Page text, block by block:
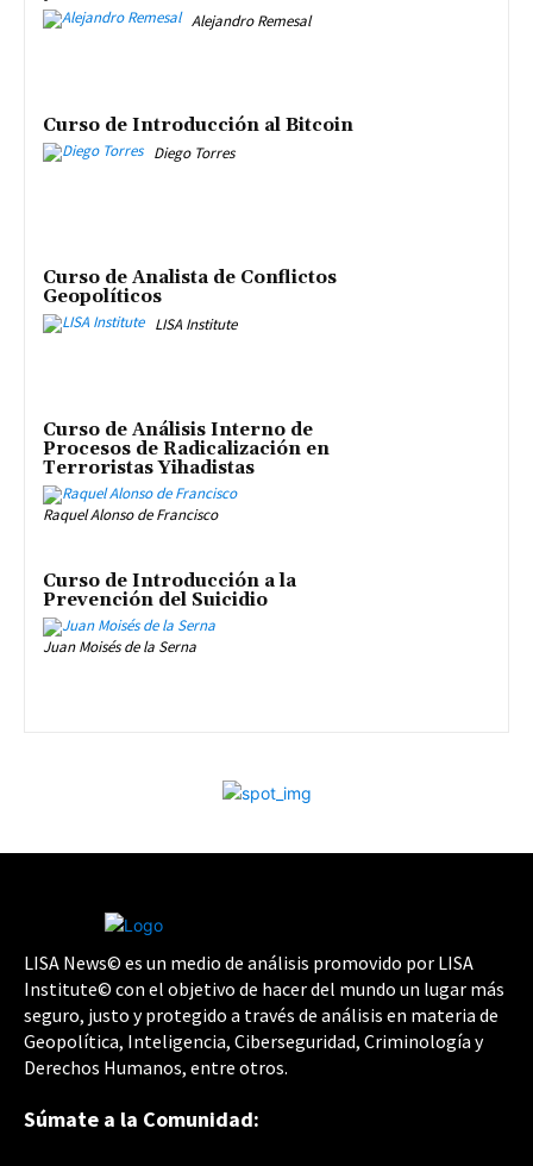
Alejandro Remesal
Curso de Introducción al Bitcoin
Diego Torres
Curso de Analista de Conflictos
Geopolíticos
LISA Institute
Curso de Análisis Interno de
Procesos de Radicalización en
Terroristas Yihadistas
Raquel Alonso de Francisco
Curso de Introducción a la
Prevención del Suicidio
Juan Moisés de la Serna
LISA News© es un medio de análisis promovido por LISA
Institute© con el objetivo de hacer del mundo un lugar más
seguro, justo y protegido a través de análisis en materia de
Geopolítica, Inteligencia, Ciberseguridad, Criminología y
Derechos Humanos, entre otros.
Súmate a la Comunidad: